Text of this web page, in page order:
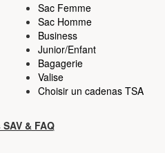
Sac Femme
Sac Homme
Business
Junior/Enfant
Bagagerie
Valise
Choisir un cadenas TSA
& FAQ